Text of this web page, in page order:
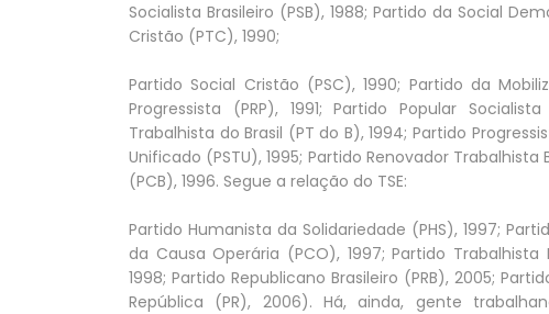
Socialista Brasileiro (PSB), 1988; Partido da Social
Cristão (PTC), 1990;
Partido Social Cristão (PSC), 1990; Partido da
Progressista (PRP), 1991; Partido Popular
Trabalhista do Brasil (PT do B), 1994; Partido
Unificado (PSTU), 1995; Partido Renovador Trabalhista
(PCB), 1996. Segue a relação do TSE:
Partido Humanista da Solidariedade (PHS), 1997;
da Causa Operária (PCO), 1997; Partido Trabalhista
1998; Partido Republicano Brasileiro (PRB), 2005;
República (PR), 2006). Há, ainda, gente